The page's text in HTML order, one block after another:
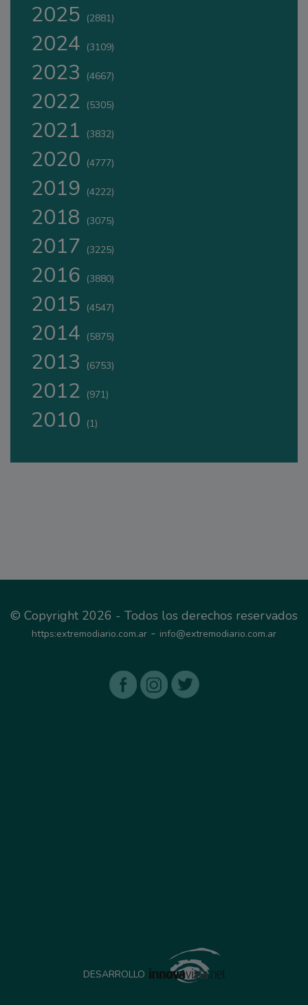
2025 (2881)
2024 (3109)
2023 (4667)
2022 (5305)
2021 (3832)
2020 (4777)
2019 (4222)
2018 (3075)
2017 (3225)
2016 (3880)
2015 (4547)
2014 (5875)
2013 (6753)
2012 (971)
2010 (1)
© Copyright 2026 - Todos los derechos reservados
https:extremodiario.com.ar - info@extremodiario.com.ar
DESARROLLO